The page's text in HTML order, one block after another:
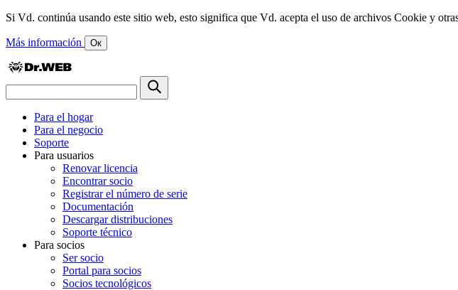
Si Vd. continúa usando este sitio web, esto significa que Vd. acepta el uso de archivos Cookie y
Más información Ок
Para el hogar
Para el negocio
Soporte
Para usuarios
Renovar licencia
Encontrar socio
Registrar el número de serie
Documentación
Descargar distribuciones
Soporte técnico
Para socios
Ser socio
Portal para socios
Socios tecnológicos